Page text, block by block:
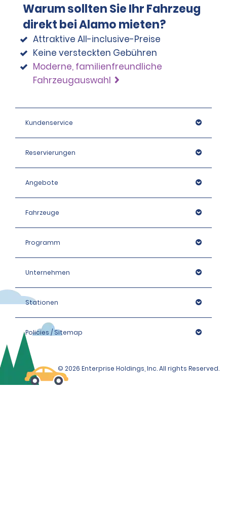
Warum sollten Sie Ihr Fahrzeug
direkt bei Alamo mieten?
Attraktive All-inclusive-Preise
Keine versteckten Gebühren
Moderne, familienfreundliche
Fahrzeugauswahl
Kundenservice
Reservierungen
Angebote
Fahrzeuge
Programm
Unternehmen
Stationen
Policies / Sitemap
© 2026 Enterprise Holdings, Inc. All rights Reserved.